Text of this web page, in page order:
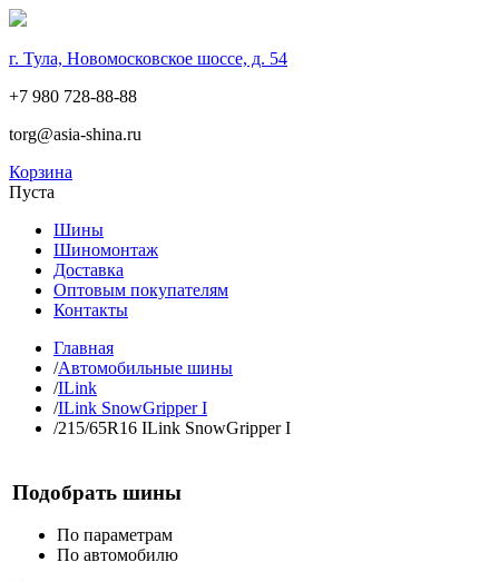
г. Тула, Новомосковское шоссе, д. 54
+7 980 728-88-88
torg@asia-shina.ru
Корзина
Пуста
Шины
Шиномонтаж
Доставка
Оптовым покупателям
Контакты
Главная
/Автомобильные шины
/ILink
/ILink SnowGripper I
/215/65R16 ILink SnowGripper I
Подобрать шины
По параметрам
По автомобилю